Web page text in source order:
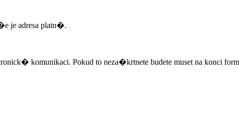
je adresa platn�.
komunikaci. Pokud to neza�krtnete budete muset na konci